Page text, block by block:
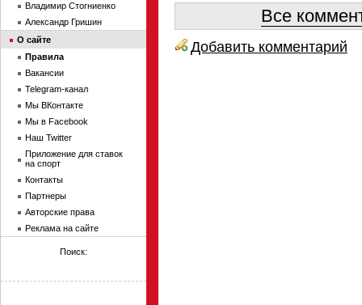
Все
Добавить комментарий
Владимир Стогниенко
Александр Гришин
О сайте
Правила
Вакансии
Telegram-канал
Мы ВКонтакте
Мы в Facebook
Наш Twitter
Приложение для ставок
на спорт
Контакты
Партнеры
Авторские права
Реклама на сайте
Поиск: